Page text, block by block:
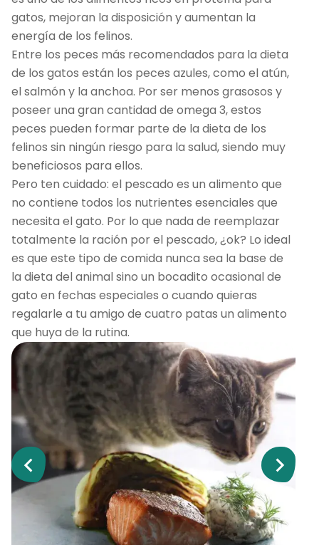
gatos, mejoran la disposición y aumentan la
energía de los felinos.
Entre los peces más recomendados para la dieta
de los gatos están los peces azules, como el atún,
el salmón y la anchoa. Por ser menos grasosos y
poseer una gran cantidad de omega 3, estos
peces pueden formar parte de la dieta de los
felinos sin ningún riesgo para la salud, siendo muy
beneficiosos para ellos.
Pero ten cuidado: el pescado es un alimento que
no contiene todos los nutrientes esenciales que
necesita el gato. Por lo que nada de reemplazar
totalmente la ración por el pescado, ¿ok? Lo ideal
es que este tipo de comida nunca sea la base de
la dieta del animal sino un bocadito ocasional de
gato en fechas especiales o cuando quieras
regalarle a tu amigo de cuatro patas un alimento
que huya de la rutina.